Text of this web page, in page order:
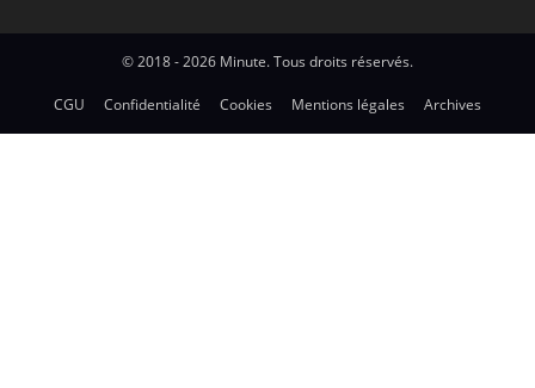
© 2018 - 2026 Minute. Tous droits réservés.
CGU Confidentialité Cookies Mentions légales Archives